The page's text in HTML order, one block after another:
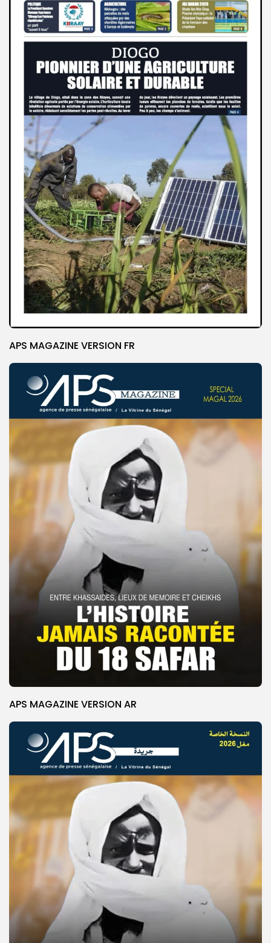
© Copyright 2025, APS
APS MAGAZINE VERSION FR
APS MAGAZINE VERSION AR